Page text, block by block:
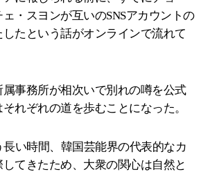
・スヨンが互いのSNSアカウントの
たという話がオンラインで流れて
事務所が相次いで別れの噂を公式
れぞれの道を歩むことになった。
長い時間、韓国芸能界の代表的なカ
てきたため、大衆の関心は自然と